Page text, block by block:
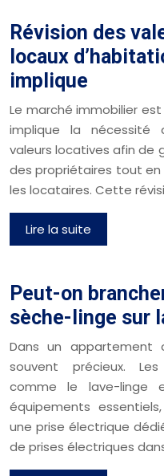
Révision des
locaux
implique
Le marché immobilier
implique la nécessité
valeurs locatives afin de
des propriétaires tout
les locataires. Cette
Lire la suite
Peut-on
sèche-linge sur
Dans un appartement
souvent précieux.
comme le lave-linge
équipements
une prise électrique
de prises électriques